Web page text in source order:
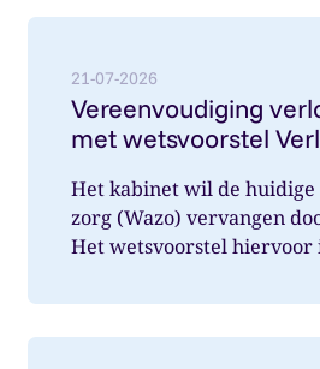
21-07-2026
Vereenvoudiging
met wetsvoorstel
Het kabinet wil de
zorg (Wazo) vervangen
Het wetsvoorstel hiervoor